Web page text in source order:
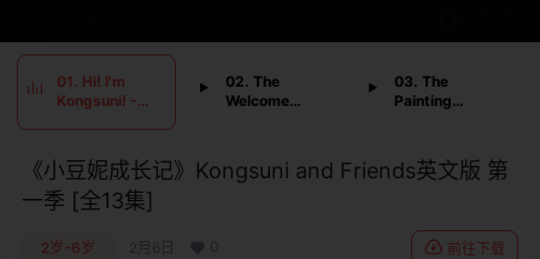
01. Hi! I'm
Kongsuni! -
02. The
Welcome
03. The
Painting
Raspberries!
《小豆妮成长记》Kongsuni and Friends英文版 第
一季 [全13集]
2岁-6岁 2月6日 前往下载